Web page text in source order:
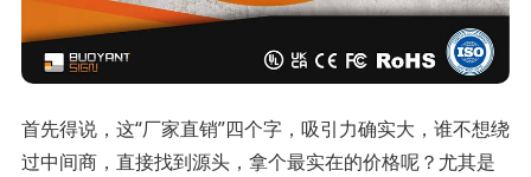
首先得说，这“厂家直销”四个字，吸引力确实大，谁不想绕
过中间商，直接找到源头，拿个最实在的价格呢？尤其是